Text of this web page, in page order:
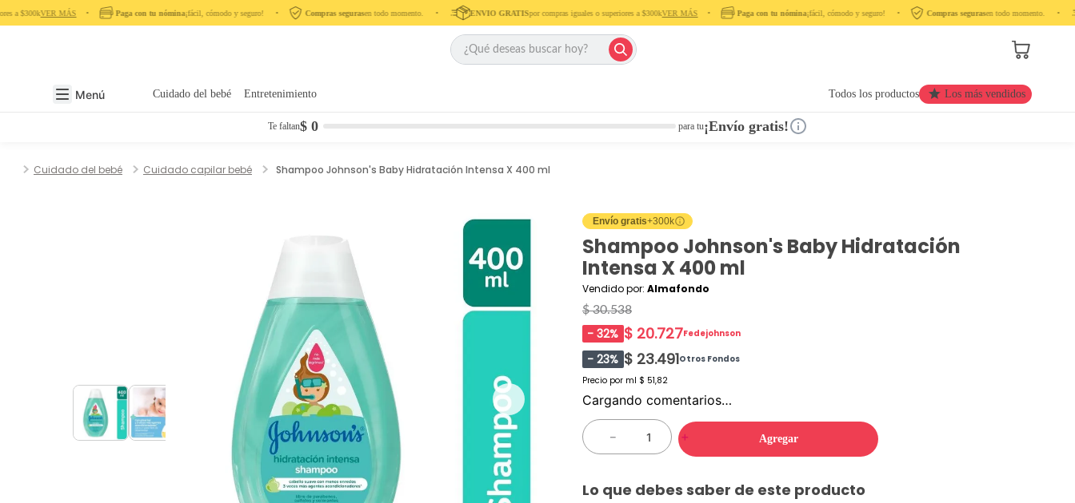
a $300kVER MÁS‎ ‎ ‎ ‎ •‎ ‎ ‎ ‎ Paga con tu nómina¡fácil, cómodo y seguro! ‎ ‎ ‎ ‎ •‎ ‎ ‎ ‎ Compras segurasen todo momento. ‎ ‎ ‎ ‎ •‎ ‎ ‎ ‎ ‎ ENVIO GRATISpor compras iguales o superiores a $300kVER MÁS‎ ‎ ‎ ‎ •‎ ‎ ‎ ‎ Paga con tu nómina¡fácil, cómodo y seguro! ‎ ‎ ‎ ‎ •‎ ‎ ‎ ‎ Compras segurasen todo momento. ‎ ‎ ‎ ‎ •‎ ‎ ‎ ‎ ‎
Menú Cuidado del bebé Entretenimiento Todos los productos Los más vendidos
para tu¡Envío gratis!
Te faltan$ 0
Cuidado del bebé Cuidado capilar bebé Shampoo Johnson's Baby Hidratación Intensa X 400 ml
Envío gratis+300k
Shampoo Johnson's Baby Hidratación
Intensa X 400 ml
Vendido por: Almafondo
$ 30.538
-32% $ 20.727Fedejohnson
-23% $ 23.491Otros Fondos
Precio por ml $ 51,82
Cargando comentarios…
＋
－ Agregar
Lo que debes saber de este producto